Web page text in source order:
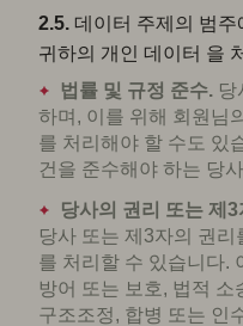
2.5. 데이터 주제의 범주
귀하의 개인 데이터 을
법률 및 규정 준수. 당
하며, 이를 위해 회원님
를 처리해야 할 수도 있
건을 준수해야 하는 당
당사의 권리 또는 제
당사 또는 제3자의 권
를 처리할 수 있습니다.
방어 또는 보호, 법적 소
구조조정, 합병 또는 인